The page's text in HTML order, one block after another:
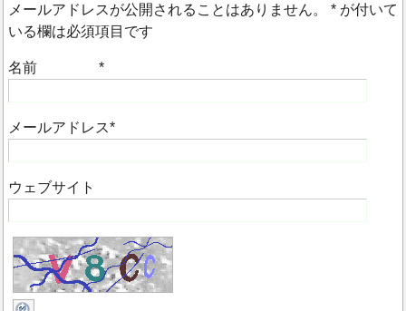
メールアドレスが公開されることはありません。* が付いて
いる欄は必須項目です
名前 *
メールアドレス*
ウェブサイト